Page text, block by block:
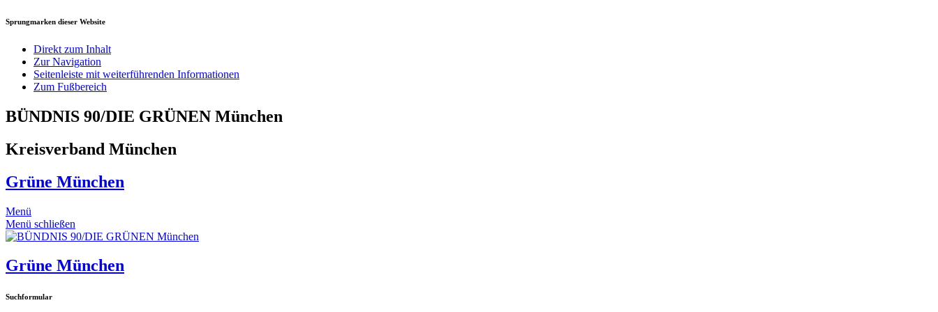
Sprungmarken dieser Website
Direkt zum Inhalt
Zur Navigation
Seitenleiste mit weiterführenden Informationen
Zum Fußbereich
BÜNDNIS 90/DIE GRÜNEN München
Kreisverband München
Grüne München
Menü
Menü schließen
Grüne München
Suchformular